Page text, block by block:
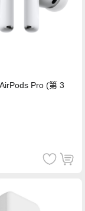
AirPods Pro (第 3